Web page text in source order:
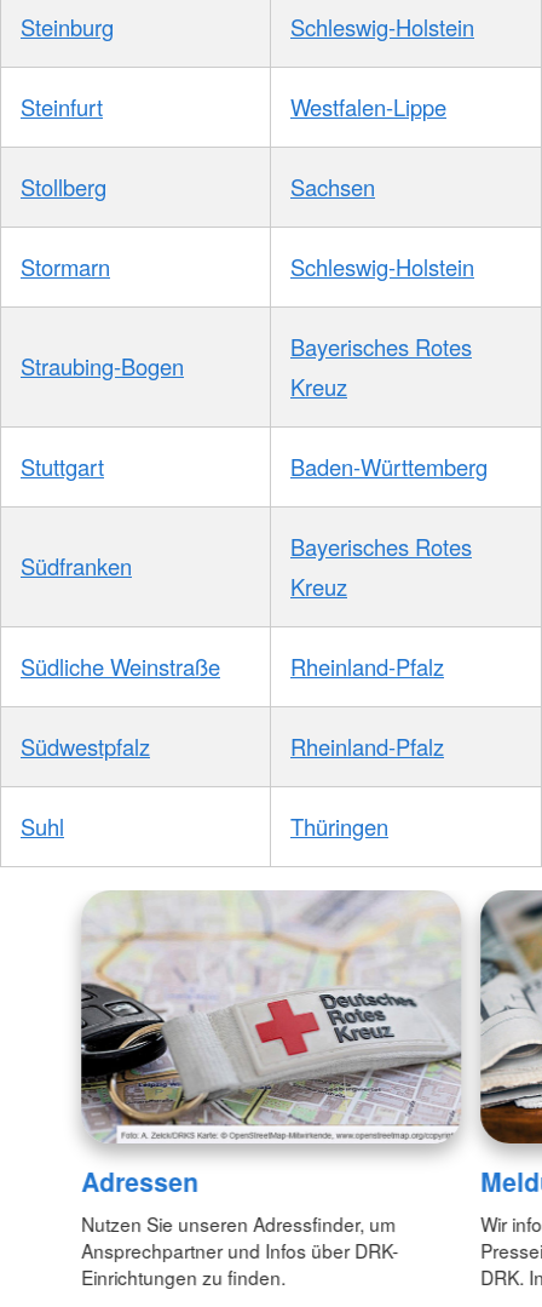
Steinburg Schleswig-Holstein
Steinfurt Westfalen-Lippe
Stollberg Sachsen
Stormarn Schleswig-Holstein
Straubing-Bogen
Bayerisches Rotes
Kreuz
Stuttgart Baden-Württemberg
Südfranken
Bayerisches Rotes
Kreuz
Südliche Weinstraße Rheinland-Pfalz
Südwestpfalz Rheinland-Pfalz
Suhl Thüringen
Adressen
Nutzen Sie unseren Adressfinder, um
Ansprechpartner und Infos über DRK-
Einrichtungen zu finden.
Wir
DRK.